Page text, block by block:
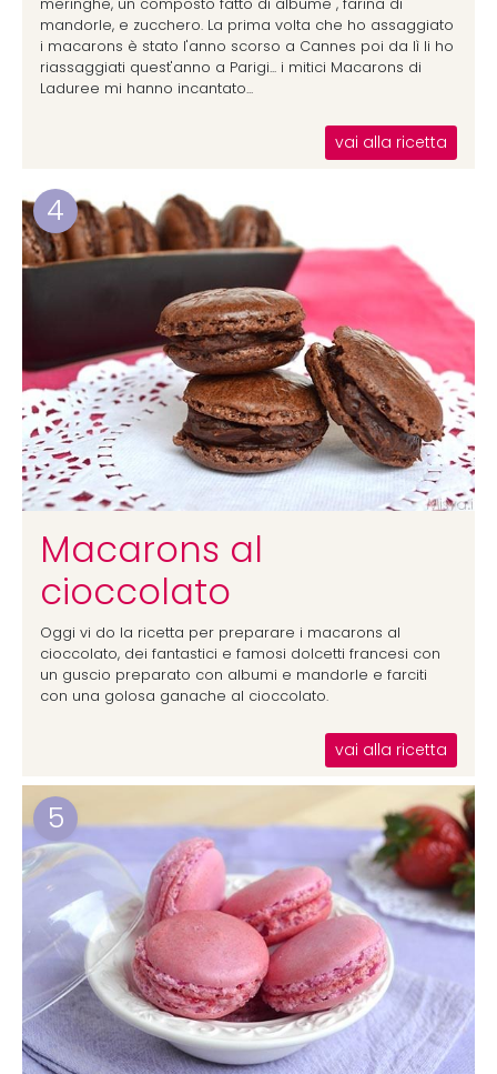
meringhe, un composto fatto di albume , farina di
mandorle, e zucchero. La prima volta che ho assaggiato
i macarons è stato l'anno scorso a Cannes poi da lì li ho
riassaggiati quest'anno a Parigi... i mitici Macarons di
Laduree mi hanno incantato...
vai alla ricetta
4
Macarons al
cioccolato
Oggi vi do la ricetta per preparare i macarons al
cioccolato, dei fantastici e famosi dolcetti francesi con
un guscio preparato con albumi e mandorle e farciti
con una golosa ganache al cioccolato.
vai alla ricetta
5